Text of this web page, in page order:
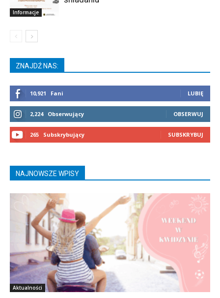
Informacje
ZNAJDŹ NAS:
10,921 Fani LUBIĘ
2,224 Obserwujący OBSERWUJ
265 Subskrybujący SUBSKRYBUJ
NAJNOWSZE WPISY
Aktualności